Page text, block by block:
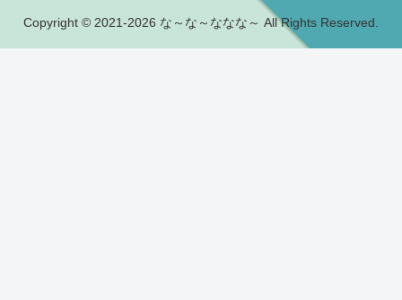
Copyright © 2021-2026 な～な～ななな～ All Rights Reserved.